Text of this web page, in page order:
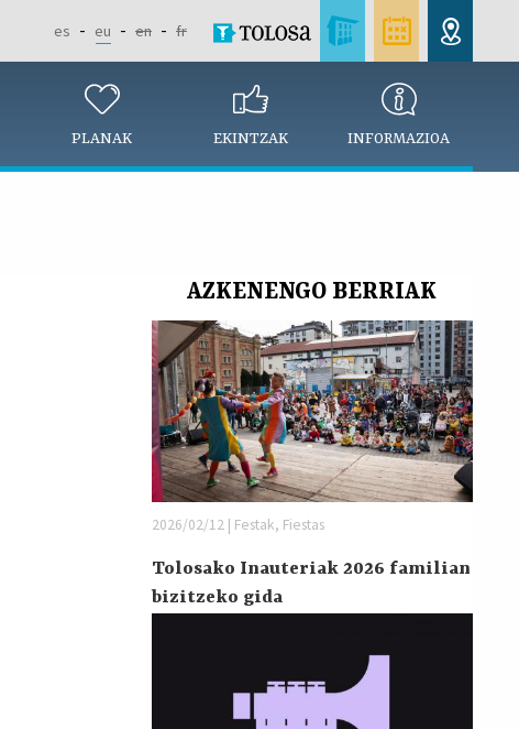
es eu en fr
PLANAK EKINTZAK INFORMAZIOA
AZKENENGO BERRIAK
2026/02/12 | Festak, Fiestas
Tolosako Inauteriak 2026 familian
bizitzeko gida